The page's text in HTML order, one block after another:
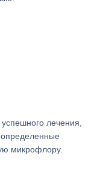
лечения,
определенные
микрофлору.